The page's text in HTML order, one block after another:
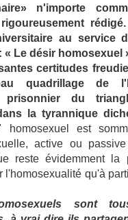
n'importe
rigoureusement
au service
« Le désir homosexuel
certitudes
quadrillage de
prisonnier du
la tyrannique
homosexuel est
active ou
reste évidemment
l'homosexualité qu'à
sont